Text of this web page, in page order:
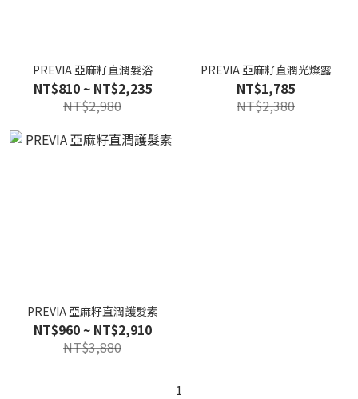
PREVIA 亞麻籽直潤髮浴
NT$810 ~ NT$2,235
NT$2,980
PREVIA 亞麻籽直潤光燦露
NT$1,785
NT$2,380
PREVIA 亞麻籽直潤護髮素
NT$960 ~ NT$2,910
NT$3,880
1